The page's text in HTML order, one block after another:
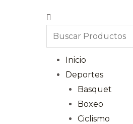
Inicio
Deportes
Basquet
Boxeo
Ciclismo